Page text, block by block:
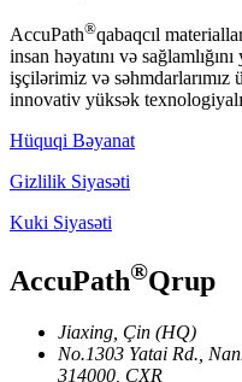
AccuPath®qabaqcıl
insan həyatını və
işçilərimiz və səhmdarlarımız
innovativ yüksək
Hüquqi Bəyanat
Gizlilik Siyasəti
Kuki Siyasəti
AccuPath®Qrup
Jiaxing, Çin (HQ)
No.1303 Yatai Rd.,
314000, ÇXR